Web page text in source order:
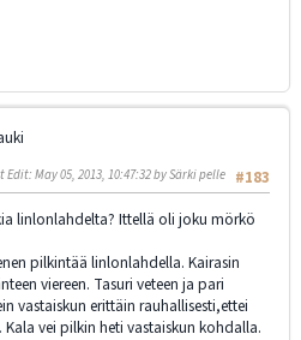
#183
Edit: May 05, 2013, 10:47:32 by Särki pelle
linlonlahdelta? Ittellä oli joku mörkö
pilkintää linlonlahdella. Kairasin
viereen. Tasuri veteen ja pari
vastaiskun erittäin rauhallisesti,ettei
vei pilkin heti vastaiskun kohdalla.